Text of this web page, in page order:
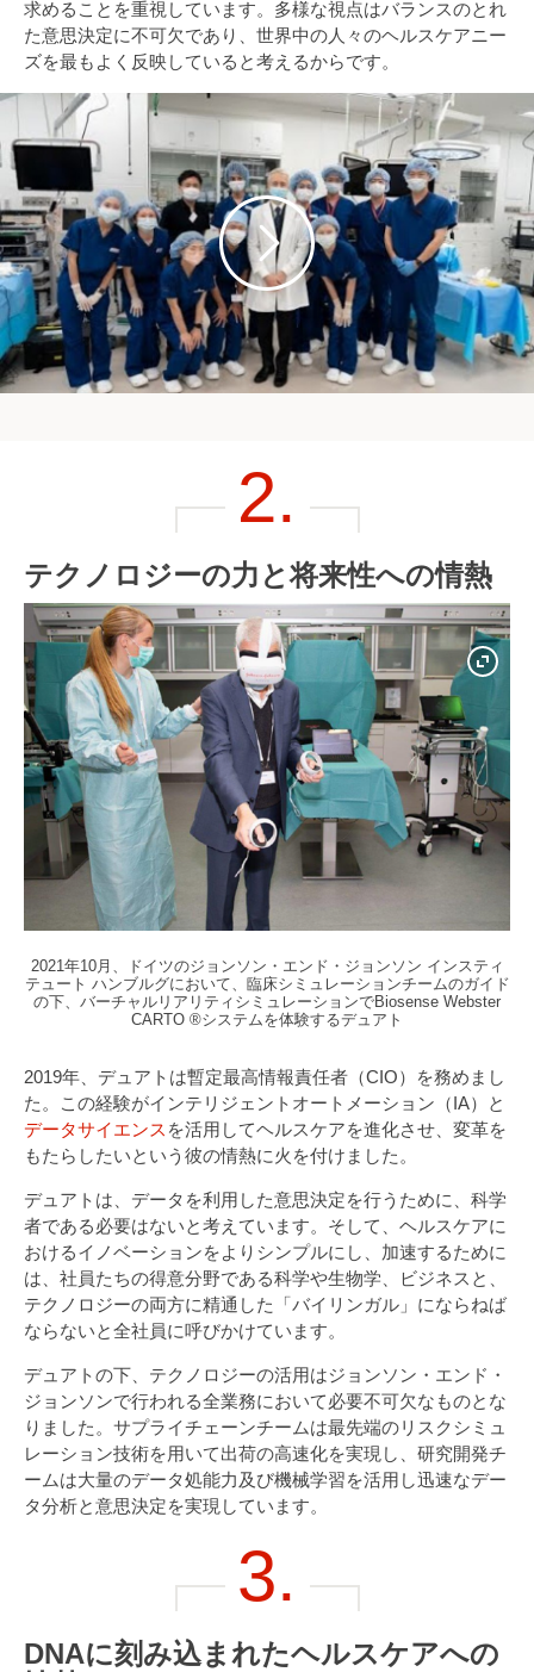
求めることを重視しています。多様な視点はバランスのとれ
た意思決定に不可欠であり、世界中の人々のヘルスケアニー
ズを最もよく反映していると考えるからです。
2.
テクノロジーの力と将来性への情熱
2021年10月、ドイツのジョンソン・エンド・ジョンソン インスティ
テュート ハンブルグにおいて、臨床シミュレーションチームのガイド
の下、バーチャルリアリティシミュレーションでBiosense Webster
CARTO ®システムを体験するデュアト
2019年、デュアトは暫定最高情報責任者（CIO）を務めまし
た。この経験がインテリジェントオートメーション（IA）と
データサイエンス を活用してヘルスケアを進化させ、変革を
もたらしたいという彼の情熱に火を付けました。
デュアトは、データを利用した意思決定を行うために、科学
者である必要はないと考えています。そして、ヘルスケアに
おけるイノベーションをよりシンプルにし、加速するために
は、社員たちの得意分野である科学や生物学、ビジネスと、
テクノロジーの両方に精通した「バイリンガル」にならねば
ならないと全社員に呼びかけています。
デュアトの下、テクノロジーの活用はジョンソン・エンド・
ジョンソンで行われる全業務において必要不可欠なものとな
りました。サプライチェーンチームは最先端のリスクシミュ
レーション技術を用いて出荷の高速化を実現し、研究開発チ
ームは大量のデータ処能力及び機械学習を活用し迅速なデー
タ分析と意思決定を実現しています。
3.
DNAに刻み込まれたヘルスケアへの